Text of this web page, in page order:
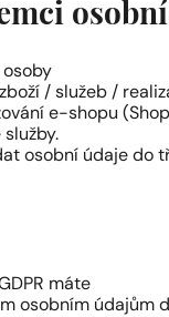
osoby
/ služeb /
e-shopu
osobní údaje do
máte
osobním údajům